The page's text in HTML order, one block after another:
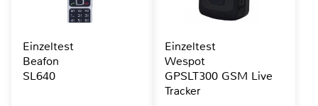
Einzeltest
Beafon
SL640
Einzeltest
Wespot
GPSLT300 GSM Live
Tracker